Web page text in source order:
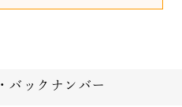
バックナンバー